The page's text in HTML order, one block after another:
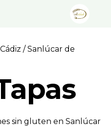
/Sanlúcar de
sin gluten en Sanlúcar